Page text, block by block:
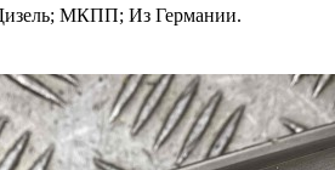
МКПП; Из Германии.